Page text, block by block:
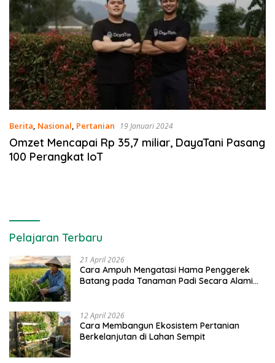
Berita, Nasional, Pertanian 19 Januari 2024
Omzet Mencapai Rp 35,7 miliar, DayaTani Pasang
100 Perangkat IoT
Pelajaran Terbaru
21 April 2026
Cara Ampuh Mengatasi Hama Penggerek
Batang pada Tanaman Padi Secara Alami
12 April 2026
Cara Membangun Ekosistem Pertanian
Berkelanjutan di Lahan Sempit